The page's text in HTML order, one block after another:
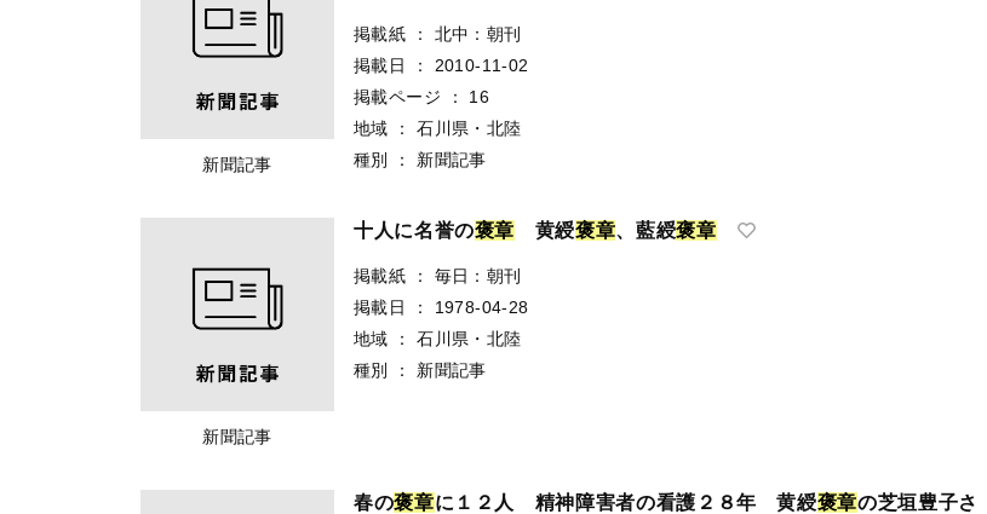
新聞記事
掲載紙 ：
北中：朝刊
掲載日
：
2010-11-02
掲載ページ
：
16
地域
：
石川県・北陸
種別
： 新聞記事
新聞記事
十人に名誉の褒章 黄綬褒章、藍綬褒章
掲載紙 ：
毎日：朝刊
掲載日
：
1978-04-28
地域
：
石川県・北陸
種別
： 新聞記事
春の褒章に１２人 精神障害者の看護２８年 黄綬褒章の芝垣豊子さ